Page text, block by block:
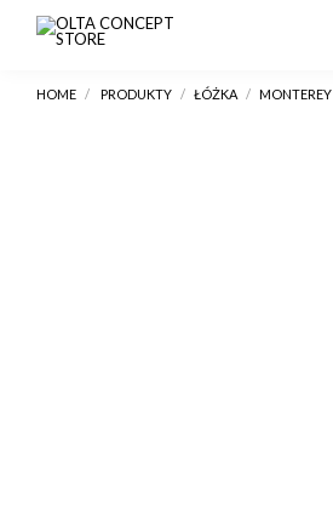
PRODUKTY
HOME / PRODUKTY / ŁÓŻKA / MONTEREY